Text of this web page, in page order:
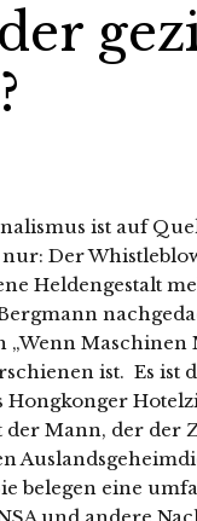
ist auf
Der
Heldengestalt
Maschinen
ist. Es ist
Mann, der der
belegen eine